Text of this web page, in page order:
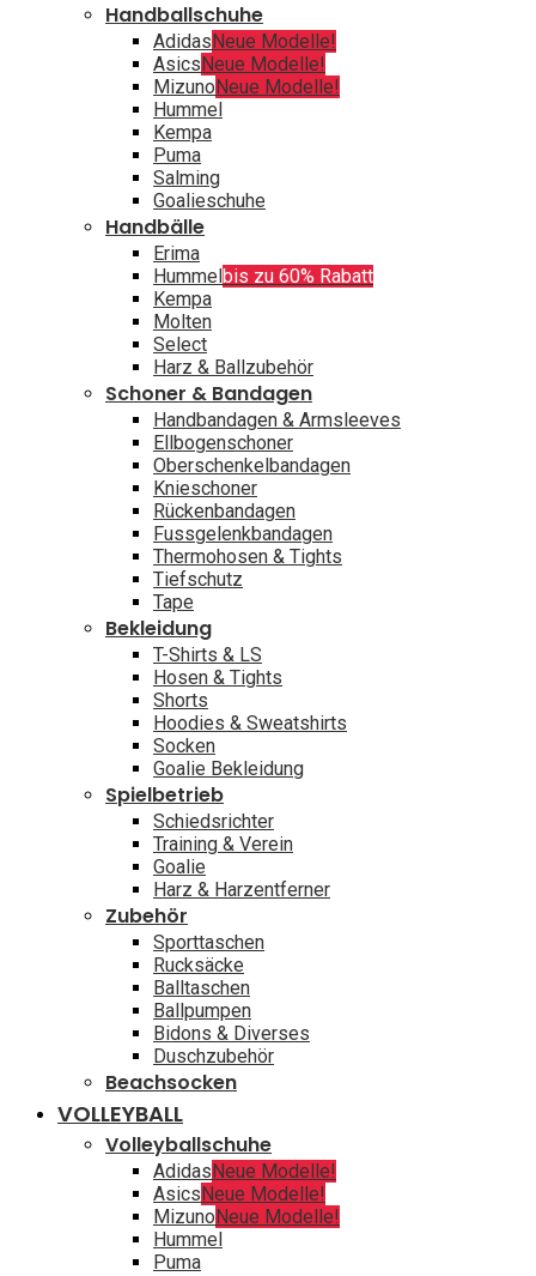
Handballschuhe
AdidasNeue Modelle!
AsicsNeue Modelle!
MizunoNeue Modelle!
Hummel
Kempa
Puma
Salming
Goalieschuhe
Handbälle
Erima
Hummelbis zu 60% Rabatt
Kempa
Molten
Select
Harz & Ballzubehör
Schoner & Bandagen
Handbandagen & Armsleeves
Ellbogenschoner
Oberschenkelbandagen
Knieschoner
Rückenbandagen
Fussgelenkbandagen
Thermohosen & Tights
Tiefschutz
Tape
Bekleidung
T-Shirts & LS
Hosen & Tights
Shorts
Hoodies & Sweatshirts
Socken
Goalie Bekleidung
Spielbetrieb
Schiedsrichter
Training & Verein
Goalie
Harz & Harzentferner
Zubehör
Sporttaschen
Rucksäcke
Balltaschen
Ballpumpen
Bidons & Diverses
Duschzubehör
Beachsocken
VOLLEYBALL
Volleyballschuhe
AdidasNeue Modelle!
AsicsNeue Modelle!
MizunoNeue Modelle!
Hummel
Puma